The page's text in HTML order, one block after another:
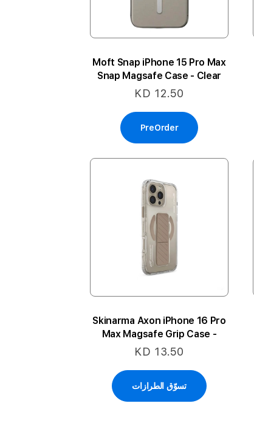
Moft Snap iPhone 15 Pro Max
Snap Magsafe Case - Clear
KD 12.50
PreOrder
Skinarma Axon iPhone 16 Pro
Max Magsafe Grip Case -
Champagne
KD 13.50
تسوّق الطرازات